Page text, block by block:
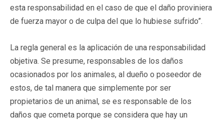
esta responsabilidad en el caso de que el daño proviniera
de fuerza mayor o de culpa del que lo hubiese sufrido”.
La regla general es la aplicación de una responsabilidad
objetiva. Se presume, responsables de los daños
ocasionados por los animales, al dueño o poseedor de
estos, de tal manera que simplemente por ser
propietarios de un animal, se es responsable de los
daños que cometa porque se considera que hay un